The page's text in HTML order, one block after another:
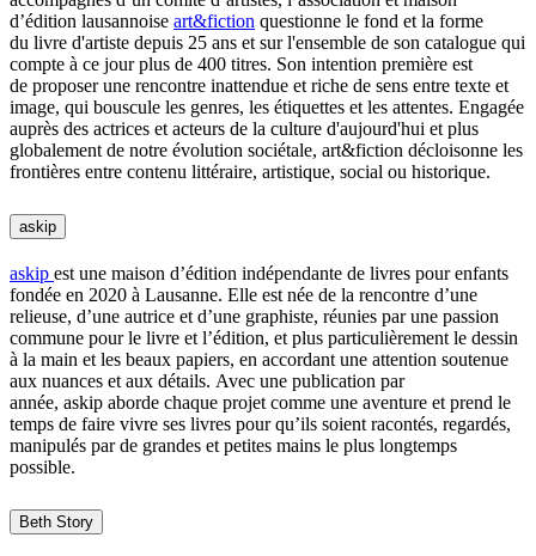
d’édition lausannoise art&fiction questionne le fond et la forme
du livre d'artiste depuis 25 ans et sur l'ensemble de son catalogue qui
compte à ce jour plus de 400 titres. Son intention première est
de proposer une rencontre inattendue et riche de sens entre texte et
image, qui bouscule les genres, les étiquettes et les attentes. Engagée
auprès des actrices et acteurs de la culture d'aujourd'hui et plus
globalement de notre évolution sociétale, art&fiction décloisonne les
frontières entre contenu littéraire, artistique, social ou historique.
askip
askip est une maison d’édition indépendante de livres pour enfants
fondée en 2020 à Lausanne. Elle est née de la rencontre d’une
relieuse, d’une autrice et d’une graphiste, réunies par une passion
commune pour le livre et l’édition, et plus particulièrement le dessin
à la main et les beaux papiers, en accordant une attention soutenue
aux nuances et aux détails. Avec une publication par
année, askip aborde chaque projet comme une aventure et prend le
temps de faire vivre ses livres pour qu’ils soient racontés, regardés,
manipulés par de grandes et petites mains le plus longtemps
possible.
Beth Story